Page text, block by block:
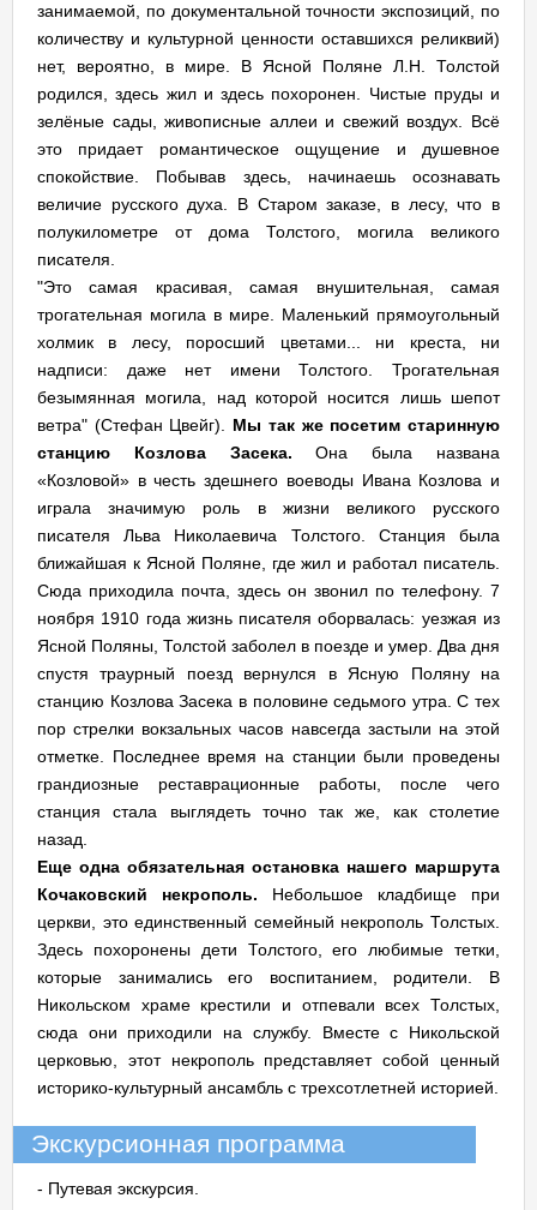
занимаемой, по документальной точности экспозиций, по
количеству и культурной ценности оставшихся реликвий)
нет, вероятно, в мире. В Ясной Поляне Л.Н. Толстой
родился, здесь жил и здесь похоронен. Чистые пруды и
зелёные сады, живописные аллеи и свежий воздух. Всё
это придает романтическое ощущение и душевное
спокойствие. Побывав здесь, начинаешь осознавать
величие русского духа. В Старом заказе, в лесу, что в
полукилометре от дома Толстого, могила великого
писателя.
"Это самая красивая, самая внушительная, самая
трогательная могила в мире. Маленький прямоугольный
холмик в лесу, поросший цветами... ни креста, ни
надписи: даже нет имени Толстого. Трогательная
безымянная могила, над которой носится лишь шепот
ветра" (Стефан Цвейг). Мы так же посетим старинную
станцию Козлова Засека. Она была названа
«Козловой» в честь здешнего воеводы Ивана Козлова и
играла значимую роль в жизни великого русского
писателя Льва Николаевича Толстого. Станция была
ближайшая к Ясной Поляне, где жил и работал писатель.
Сюда приходила почта, здесь он звонил по телефону. 7
ноября 1910 года жизнь писателя оборвалась: уезжая из
Ясной Поляны, Толстой заболел в поезде и умер. Два дня
спустя траурный поезд вернулся в Ясную Поляну на
станцию Козлова Засека в половине седьмого утра. С тех
пор стрелки вокзальных часов навсегда застыли на этой
отметке. Последнее время на станции были проведены
грандиозные реставрационные работы, после чего
станция стала выглядеть точно так же, как столетие
назад.
Еще одна обязательная остановка нашего маршрута
Кочаковский некрополь. Небольшое кладбище при
церкви, это единственный семейный некрополь Толстых.
Здесь похоронены дети Толстого, его любимые тетки,
которые занимались его воспитанием, родители. В
Никольском храме крестили и отпевали всех Толстых,
сюда они приходили на службу. Вместе с Никольской
церковью, этот некрополь представляет собой ценный
историко-культурный ансамбль с трехсотлетней историей.
Экскурсионная программа
- Путевая экскурсия.